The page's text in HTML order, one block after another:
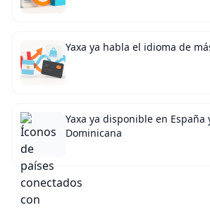
Yaxa ya habla el idioma de
Yaxa ya disponible en España
Dominicana